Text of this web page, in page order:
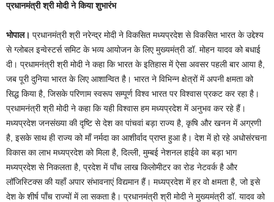
प्रधानमंत्री श्री मोदी ने किया शुभारंभ
भोपाल। प्रधानमंत्री श्री नरेन्द्र मोदी ने विकसित मध्यप्रदेश से विकसित भारत के उद्देश्य
से ग्लोबल इन्वेस्टर्स समिट के भव्य आयोजन के लिए मुख्यमंत्री डॉ. मोहन यादव को बधाई
दी। प्रधामनंत्री श्री मोदी ने कहा कि भारत के इतिहास में ऐसा अवसर पहली बार आया है,
जब पूरी दुनिया भारत के लिए आशान्वित है। भारत ने विभिन्न क्षेत्रों में अपनी क्षमता को
सिद्ध किया है, जिसके परिणाम स्वरूप सम्पूर्ण विश्व भारत पर विश्वास प्रकट कर रहा है।
प्रधामनंत्री श्री मोदी ने कहा कि यही विश्वास हम मध्यप्रदेश में अनुभव कर रहे हैं।
मध्यप्रदेश जनसंख्या की दृष्टि से देश का पांचवां बड़ा राज्य है, कृषि और खनन में अग्रणी
है, इसके साथ ही राज्य को माँ नर्मदा का आशीर्वाद प्राप्त हुआ है। देश में हो रहे अधोसंरचना
विकास का लाभ मध्यप्रदेश को मिला है, दिल्ली, मुम्बई नेशनल हाईवे का बड़ा भाग
मध्यप्रदेश से निकलता है, प्रदेश में पाँच लाख किलोमीटर का रोड नेटवर्क है और
लॉजिस्टिक्स की यहाँ अपार संभावनाएं विद्यमान हैं। मध्यप्रदेश में हर वो क्षमता है, जो इसे
देश के शीर्ष पाँच राज्यों में ला सकता है। प्रधानमंत्री श्री मोदी ने मुख्यमंत्री डॉ. यादव को